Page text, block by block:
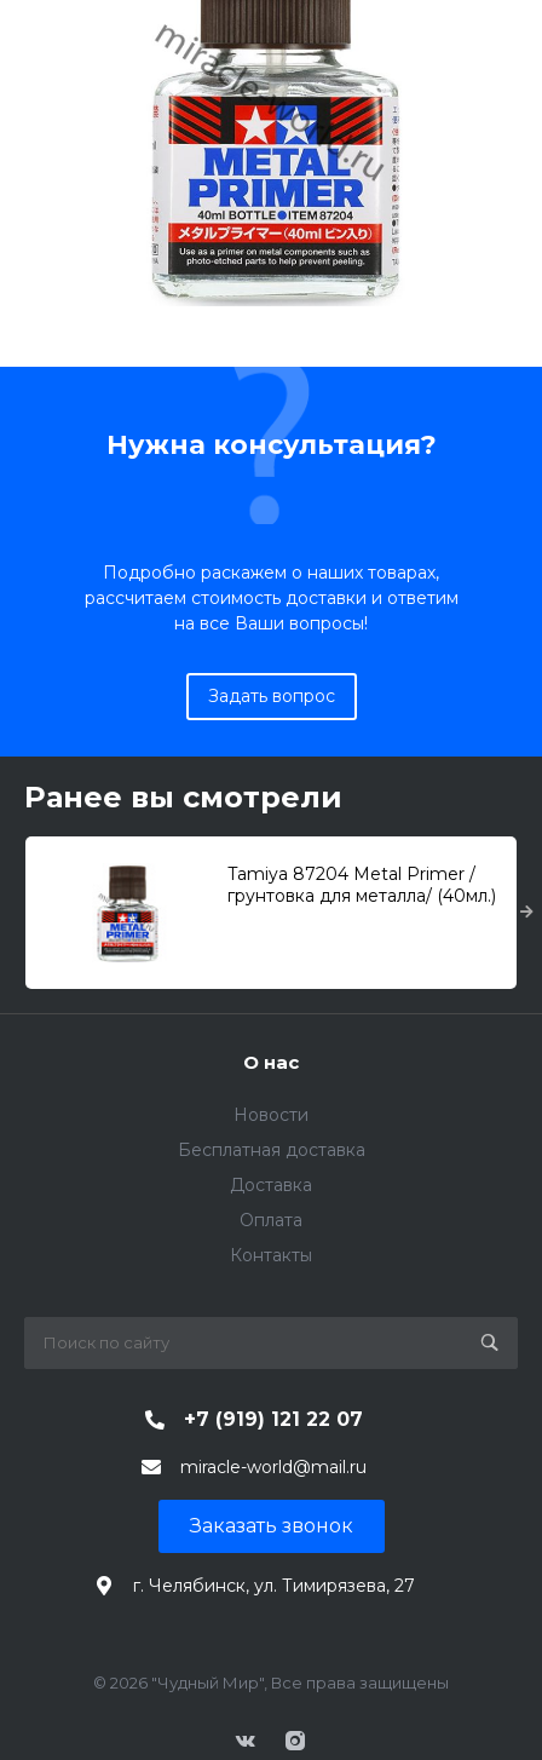
Нужна консультация?
Подробно раскажем о наших товарах,
рассчитаем стоимость доставки и ответим
на все Ваши вопросы!
Задать вопрос
Ранее вы смотрели
Tamiya 87204 Metal Primer /
грунтовка для металла/ (40мл.)
О нас
Новости
Бесплатная доставка
Доставка
Оплата
Контакты
+7 (919) 121 22 07
miracle-world@mail.ru
Заказать звонок
г. Челябинск, ул. Тимирязева, 27
© 2026 "Чудный Мир", Все права защищены